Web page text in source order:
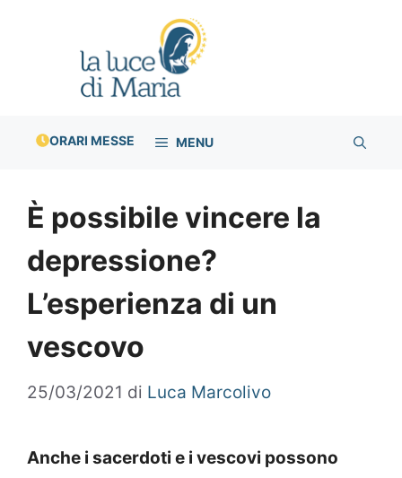
ORARI MESSE MENU
È possibile vincere la
depressione?
L’esperienza di un
vescovo
25/03/2021 di Luca Marcolivo
Anche i sacerdoti e i vescovi possono